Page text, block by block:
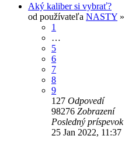
Aký kaliber si vybrať?
od používateľa NASTY »
1
…
5
6
7
8
9
127 Odpovedí
98276 Zobrazení
Posledný príspevok
25 Jan 2022, 11:37